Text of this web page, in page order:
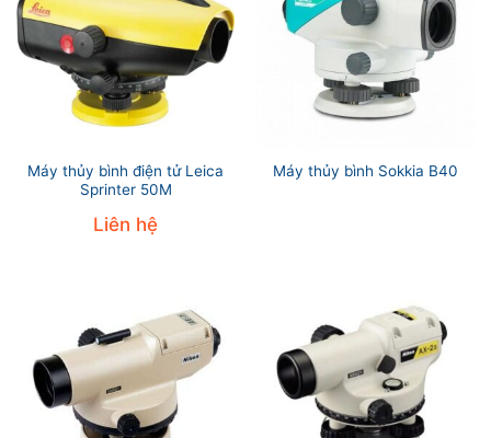
Máy thủy bình điện tử Leica
Sprinter 50M
Liên hệ
Máy thủy bình Sokkia B40